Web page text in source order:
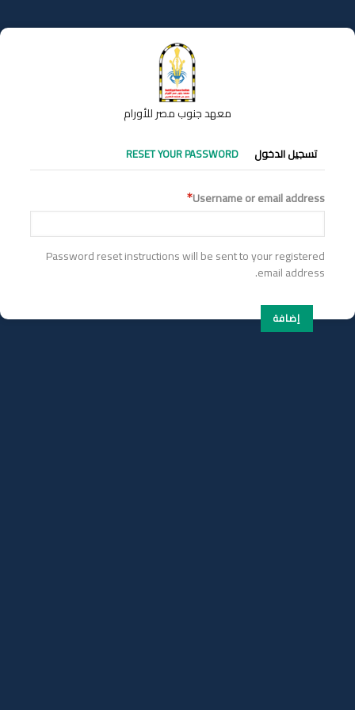
إلى
المحتوى
معهد جنوب مصر للأورام
التبويبات
الأساسية
تسجيل الدخول RESET YOUR PASSWORD
Username or email address
Password reset instructions will be sent to your registered
email address.